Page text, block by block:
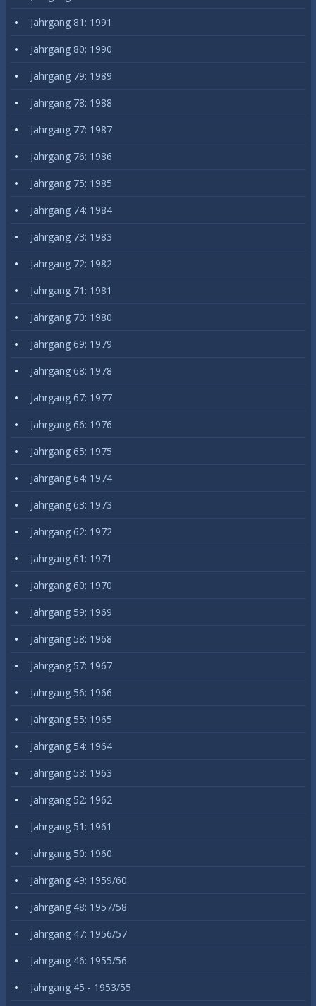
Jahrgang 81: 1991
Jahrgang 80: 1990
Jahrgang 79: 1989
Jahrgang 78: 1988
Jahrgang 77: 1987
Jahrgang 76: 1986
Jahrgang 75: 1985
Jahrgang 74: 1984
Jahrgang 73: 1983
Jahrgang 72: 1982
Jahrgang 71: 1981
Jahrgang 70: 1980
Jahrgang 69: 1979
Jahrgang 68: 1978
Jahrgang 67: 1977
Jahrgang 66: 1976
Jahrgang 65: 1975
Jahrgang 64: 1974
Jahrgang 63: 1973
Jahrgang 62: 1972
Jahrgang 61: 1971
Jahrgang 60: 1970
Jahrgang 59: 1969
Jahrgang 58: 1968
Jahrgang 57: 1967
Jahrgang 56: 1966
Jahrgang 55: 1965
Jahrgang 54: 1964
Jahrgang 53: 1963
Jahrgang 52: 1962
Jahrgang 51: 1961
Jahrgang 50: 1960
Jahrgang 49: 1959/60
Jahrgang 48: 1957/58
Jahrgang 47: 1956/57
Jahrgang 46: 1955/56
Jahrgang 45 - 1953/55